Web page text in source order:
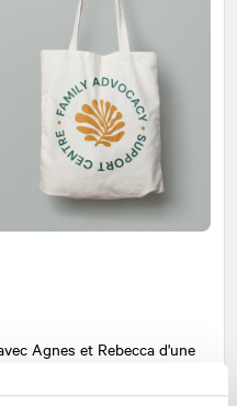
Agnes et Rebecca d'une
puissent se référer.